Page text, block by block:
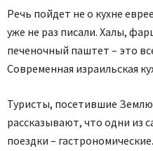
Речь пойдет не о кухне
уже не раз писали. Халы,
печеночный паштет – это
Современная израильская
Туристы, посетившие
рассказывают, что одни из
поездки –